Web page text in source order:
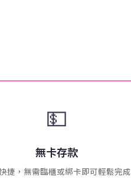
💵
無卡存款
捷，無需臨櫃或綁卡即可輕鬆完成